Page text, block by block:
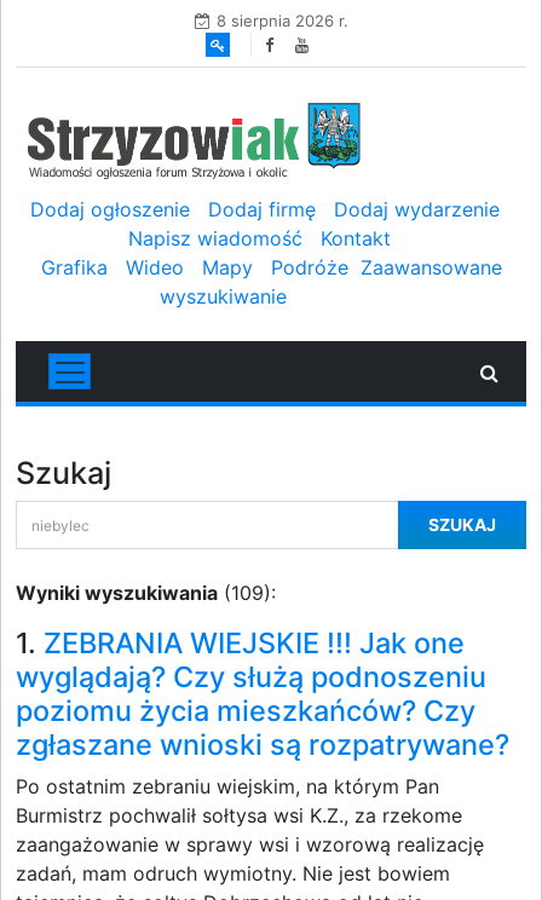
8 sierpnia 2026 r.
Dodaj ogłoszenie Dodaj firmę
Dodaj wydarzenie
Napisz wiadomość
Kontakt
Grafika
Wideo Mapy Podróże Zaawansowane
wyszukiwanie
Szukaj
SZUKAJ
Wyniki wyszukiwania (109):
1. ZEBRANIA WIEJSKIE !!! Jak one
wyglądają? Czy służą podnoszeniu
poziomu życia mieszkańców? Czy
zgłaszane wnioski są rozpatrywane?
Po ostatnim zebraniu wiejskim, na którym Pan
Burmistrz pochwalił sołtysa wsi K.Z., za rzekome
zaangażowanie w sprawy wsi i wzorową realizację
zadań, mam odruch wymiotny. Nie jest bowiem